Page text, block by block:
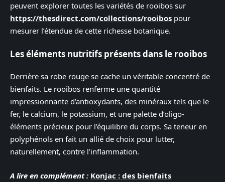
peuvent explorer toutes les variétés de rooibos sur
https://thesdirect.com/collections/rooibos pour
mesurer l’étendue de cette richesse botanique.
Les éléments nutritifs présents dans le rooibos
Derrière sa robe rouge se cache un véritable concentré de
bienfaits. Le rooibos renferme une quantité
impressionnante d’antioxydants, des minéraux tels que le
fer, le calcium, le potassium, et une palette d’oligo-
éléments précieux pour l’équilibre du corps. Sa teneur en
polyphénols en fait un allié de choix pour lutter,
naturellement, contre l’inflammation.
A lire en complément : Konjac : des bienfaits